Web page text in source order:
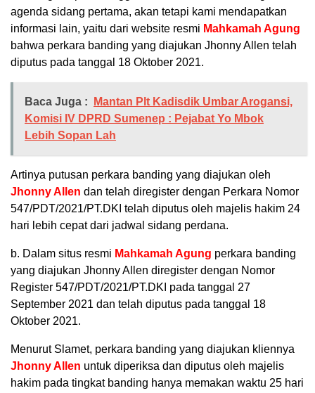
agenda sidang pertama, akan tetapi kami mendapatkan
informasi lain, yaitu dari website resmi Mahkamah Agung
bahwa perkara banding yang diajukan Jhonny Allen telah
diputus pada tanggal 18 Oktober 2021.
Baca Juga :
Mantan Plt Kadisdik Umbar Arogansi,
Komisi IV DPRD Sumenep : Pejabat Yo Mbok
Lebih Sopan Lah
Artinya putusan perkara banding yang diajukan oleh
Jhonny Allen dan telah diregister dengan Perkara Nomor
547/PDT/2021/PT.DKI telah diputus oleh majelis hakim 24
hari lebih cepat dari jadwal sidang perdana.
b. Dalam situs resmi Mahkamah Agung perkara banding
yang diajukan Jhonny Allen diregister dengan Nomor
Register 547/PDT/2021/PT.DKI pada tanggal 27
September 2021 dan telah diputus pada tanggal 18
Oktober 2021.
Menurut Slamet, perkara banding yang diajukan kliennya
Jhonny Allen untuk diperiksa dan diputus oleh majelis
hakim pada tingkat banding hanya memakan waktu 25 hari